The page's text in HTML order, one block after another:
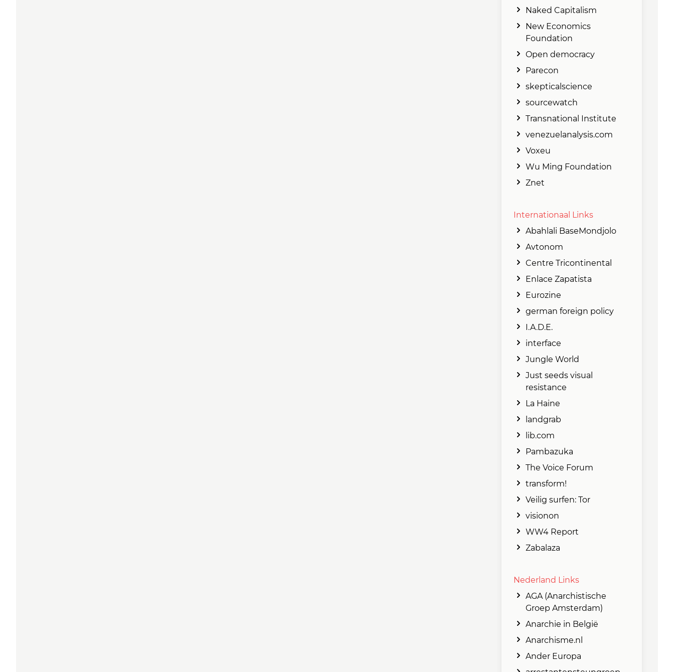
Naked Capitalism
New Economics
Foundation
Open democracy
Parecon
skepticalscience
sourcewatch
Transnational Institute
venezuelanalysis.com
Voxeu
Wu Ming Foundation
Znet
Internationaal Links
Abahlali BaseMondjolo
Avtonom
Centre Tricontinental
Enlace Zapatista
Eurozine
german foreign policy
I.A.D.E.
interface
Jungle World
Just seeds visual
resistance
La Haine
landgrab
lib.com
Pambazuka
The Voice Forum
transform!
Veilig surfen: Tor
visionon
WW4 Report
Zabalaza
Nederland Links
AGA (Anarchistische
Groep Amsterdam)
Anarchie in België
Anarchisme.nl
Ander Europa